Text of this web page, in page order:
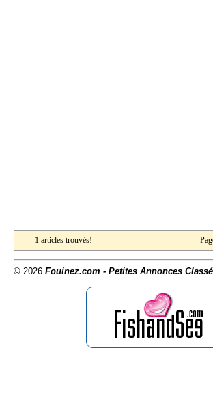
1 articles trouvés!
© 2026 Fouinez.com - Petites Annonces